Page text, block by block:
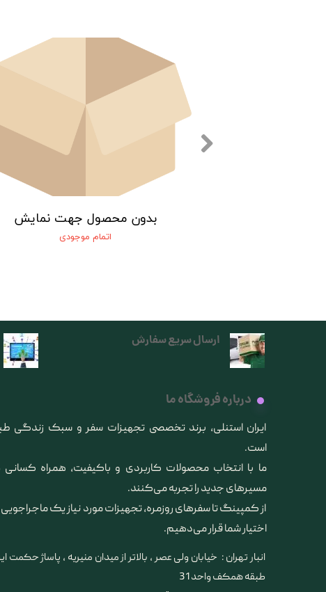
بدون محصول جهت نمایش
اتمام موجودی
ارسال سریع سفارش
درباره فروشگاه ما
​ایران استنلی، برند تخصصی تجهیزات سفر و سبک زندگی
است.
ما با انتخاب محصولات کاربردی و باکیفیت، همراه
مسیرهای جدید را تجربه می‌کنند.
از کمپینگ تا سفرهای روزمره، تجهیزات مورد نیاز یک
اختیار شما قرار می‌دهیم.
انبار تهران : خیابان ولی عصر ، بالاتر از میدان منیریه ، پاساژ حکمت
طبقه همکف واحد 31